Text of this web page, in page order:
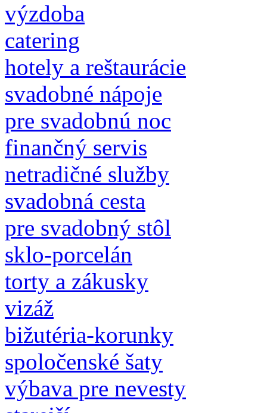
výzdoba
catering
hotely a reštaurácie
svadobné nápoje
pre svadobnú noc
finančný servis
netradičné služby
svadobná cesta
pre svadobný stôl
sklo-porcelán
torty a zákusky
vizáž
bižutéria-korunky
spoločenské šaty
výbava pre nevesty